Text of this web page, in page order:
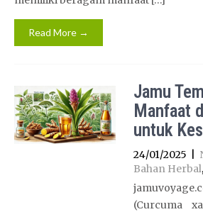
Read More →
Jamu
Manfaat
untuk
24/01/2025
Bahan Herbal,
(Curcuma